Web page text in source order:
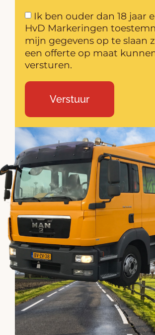
Ik ben ouder dan 18 jaar
HvD Markeringen
mijn gegevens op te slaan
een offerte op maat
versturen.
Verstuur